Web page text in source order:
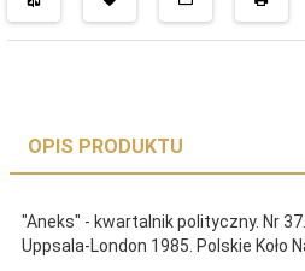
OPIS PRODUKTU
"Aneks" - kwartalnik polityczny. Nr 37.
Uppsala-London 1985. Polskie Koło